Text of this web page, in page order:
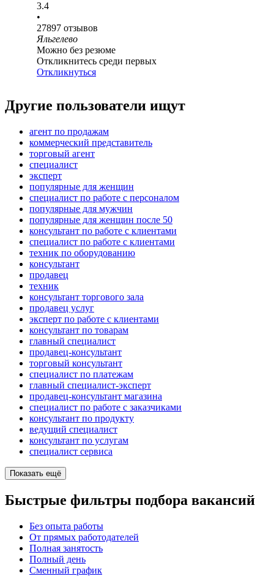
3.4
•
27897 отзывов
Яльгелево
Можно без резюме
Откликнитесь среди первых
Откликнуться
Другие пользователи ищут
агент по продажам
коммерческий представитель
торговый агент
специалист
эксперт
популярные для женщин
специалист по работе с персоналом
популярные для мужчин
популярные для женщин после 50
консультант по работе с клиентами
специалист по работе с клиентами
техник по оборудованию
консультант
продавец
техник
консультант торгового зала
продавец услуг
эксперт по работе с клиентами
консультант по товарам
главный специалист
продавец-консультант
торговый консультант
специалист по платежам
главный специалист-эксперт
продавец-консультант магазина
специалист по работе с заказчиками
консультант по продукту
ведущий специалист
консультант по услугам
специалист сервиса
Показать ещё
Быстрые фильтры подбора вакансий
Без опыта работы
От прямых работодателей
Полная занятость
Полный день
Сменный график